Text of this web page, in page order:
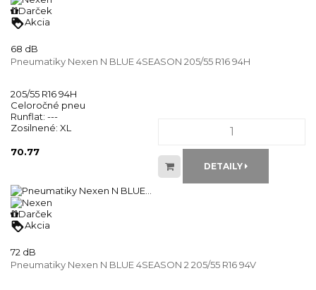
Darček
loyaltyAkcia
68 dB
Pneumatiky Nexen N BLUE 4SEASON 205/55 R16 94H
205/55 R16 94H
Celoročné pneu
Runflat: ---
Zosilnené: XL
70.77
DETAILY
Darček
loyaltyAkcia
72 dB
Pneumatiky Nexen N BLUE 4SEASON 2 205/55 R16 94V